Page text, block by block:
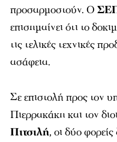
προσαρμοστούν. Ο
επισημαίνει ότι το
τις τελικές τεχνικές
ασάφεια.
Σε επιστολή προς τον
Πιερρακάκη και τον
Πιτσιλή, οι δύο